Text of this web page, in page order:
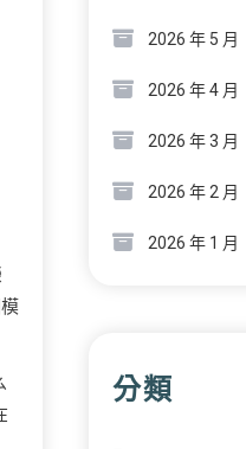
2026 年 5 月
2026 年 4 月
2026 年 3 月
2026 年 2 月
2026 年 1 月
分類